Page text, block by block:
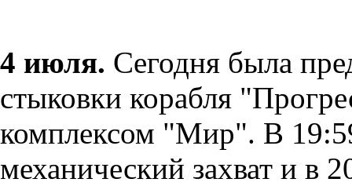
4 июля. Сегодня была
стыковки корабля
комплексом "Мир". В
механический захват и в